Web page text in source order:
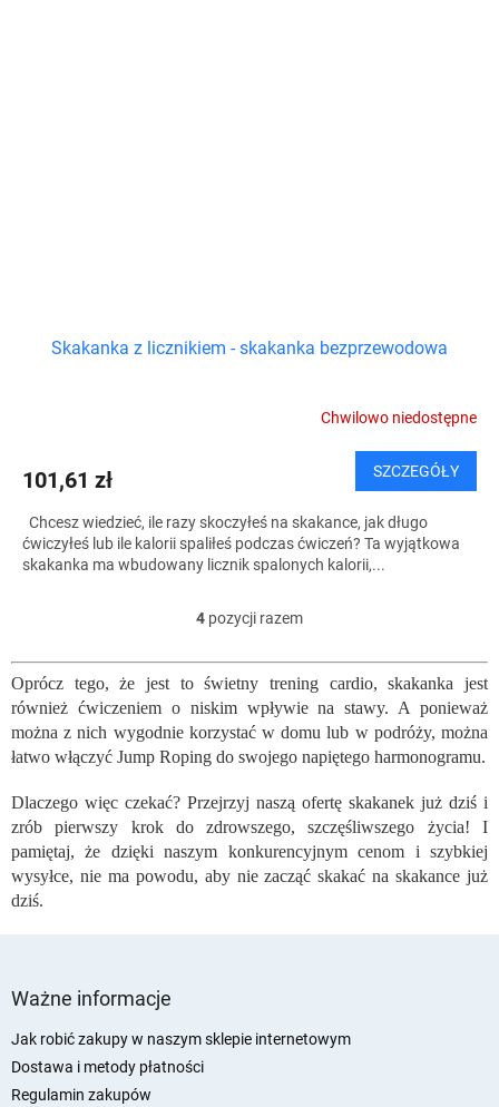
Skakanka z licznikiem - skakanka bezprzewodowa
Chwilowo niedostępne
101,61 zł SZCZEGÓŁY
Chcesz wiedzieć, ile razy skoczyłeś na skakance, jak długo
ćwiczyłeś lub ile kalorii spaliłeś podczas ćwiczeń? Ta wyjątkowa
skakanka ma wbudowany licznik spalonych kalorii,...
K
n
t
r
o
l
i
l
i
s
t
4 pozycji razem
Oprócz tego, że jest to świetny trening cardio, skakanka jest
również ćwiczeniem o niskim wpływie na stawy. A ponieważ
można z nich wygodnie korzystać w domu lub w podróży, można
łatwo włączyć Jump Roping do swojego napiętego harmonogramu.
Dlaczego więc czekać? Przejrzyj naszą ofertę skakanek już dziś i
zrób pierwszy krok do zdrowszego, szczęśliwszego życia! I
pamiętaj, że dzięki naszym konkurencyjnym cenom i szybkiej
wysyłce, nie ma powodu, aby nie zacząć skakać na skakance już
dziś.
Ważne informacje
Jak robić zakupy w naszym sklepie internetowym
Dostawa i metody płatności
Regulamin zakupów